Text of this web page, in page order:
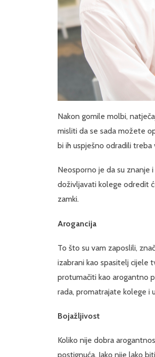
Nakon gomile molbi,
misliti da se sada možete
bi ih uspješno odradili
Neosporno je da su znanje
doživljavati kolege odredit
zamki.
Arogancija
To što su vam zaposlili,
izabrani kao spasitelj cijele
protumačiti kao arogantno
rada, promatrajate kolege i
Bojažljivost
Koliko nije dobra
postignuća. Iako nije lako